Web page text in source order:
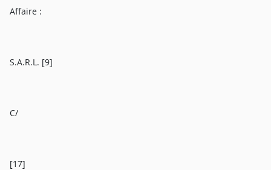
Affaire :
S.A.R.L. [9]
C/
[17]